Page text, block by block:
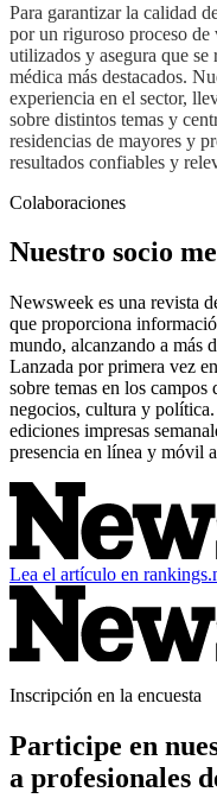
Para garantizar la calidad
por un riguroso proceso
utilizados y asegura que se
médica más destacados.
experiencia en el sector,
sobre distintos temas y
residencias de mayores y
resultados confiables y
Colaboraciones
Nuestro socio
Newsweek es una revista
que proporciona
mundo, alcanzando a más
Lanzada por primera vez
sobre temas en los
negocios, cultura y
ediciones impresas
presencia en línea y móvil
Lea el artículo en
Inscripción en la encuesta
Participe en
a profesionales